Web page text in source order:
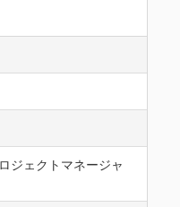
ジェクトマネージャ